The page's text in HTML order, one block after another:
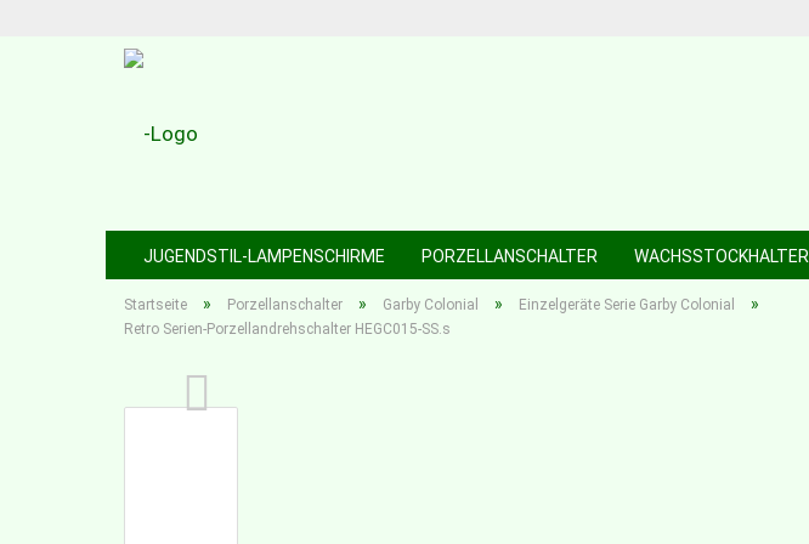
JUGENDSTIL-LAMPENSCHIRME PORZELLANSCHALTER WACHSSTOCKHALTER
Startseite » Porzellanschalter » Garby Colonial » Einzelgeräte Serie Garby Colonial »
Retro Serien-Porzellandrehschalter HEGC015-SS.s